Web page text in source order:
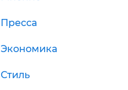
Пресса
Экономика
Стиль